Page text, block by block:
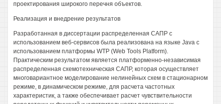
проектирования широкого перечня объектов.
Реализация и внедрение результатов
Разработанная в диссертации распределенная САПР с
использованием веб-сервисов была реализована на языке Java с
использованием платформы WTP (Web Tools Platform).
Практическим результатом является платформенно-независимая
распределенная схемотехническая САПР, которая осуществляет
многовариантное моделирование нелинейных схем в стационарном
режиме, в динамическом режиме, для расчета частотных
характеристик, а также обеспечивает расчет чувствительности